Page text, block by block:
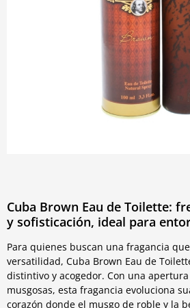
Cuba Brown Eau de Toilette:
y sofisticación, ideal para
Para quienes buscan una fragancia
versatilidad, Cuba Brown Eau de
distintivo y acogedor. Con una
musgosas, esta fragancia evoluciona
corazón donde el musgo de roble y la